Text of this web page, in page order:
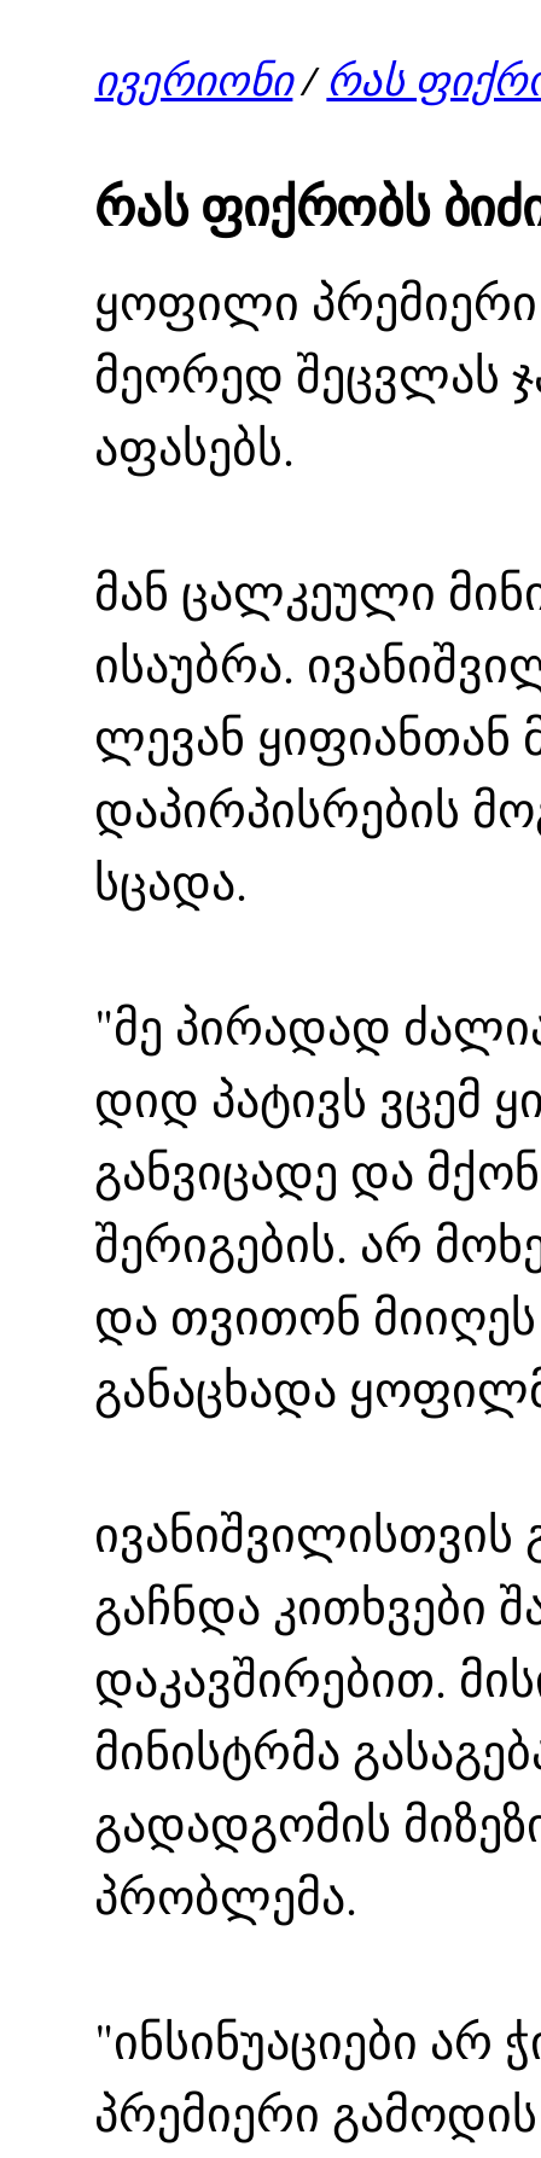
ივერიონი/რას
რას ფიქრობს
ყოფილი პრემიერი
მეორედ შეცვლას
აფასებს.
მან ცალკეული
ისაუბრა.
ლევან ყიფიანთან
დაპირპისრების
სცადა.
"მე პირადად
დიდ პატივს ვცემ
განვიცადე და
შერიგების. არ
და თვითონ
განაცხადა
ივანიშვილისთვის
გაჩნდა კითხვები
დაკავშირებით.
მინისტრმა
გადადგომის
პრობლემა.
"ინსინუაციები არ
პრემიერი